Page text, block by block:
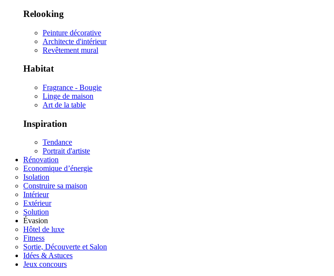
Relooking
Peinture décorative
Architecte d'intérieur
Revêtement mural
Habitat
Fragrance - Bougie
Linge de maison
Art de la table
Inspiration
Tendance
Portrait d'artiste
Rénovation
Economique d’énergie
Isolation
Construire sa maison
Intérieur
Extérieur
Solution
Évasion
Hôtel de luxe
Fitness
Sortie, Découverte et Salon
Idées & Astuces
Jeux concours